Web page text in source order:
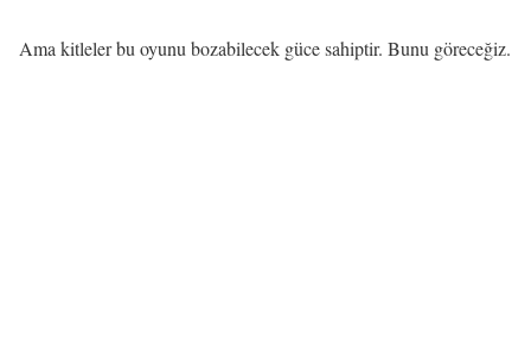
Ama kitleler bu oyunu bozabilecek güce sahiptir. Bunu göreceğiz.